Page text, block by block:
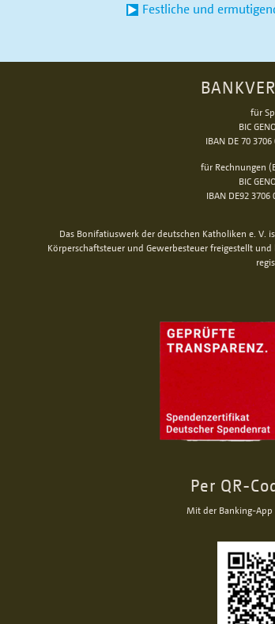
Festliche und
für
BIC
IBAN DE 70
für Rechnungen
BIC
IBAN DE92 3706
Das Bonifatiuswerk der deutschen Katholiken e. V.
Körperschaftsteuer und Gewerbesteuer freigestellt
Per QR-
Mit der Banking-App